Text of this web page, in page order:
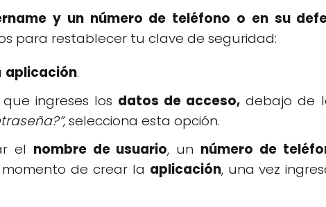
y un número de teléfono o en su
para restablecer tu clave de seguridad:
aplicación.
ingreses los datos de acceso, debajo de
selecciona esta opción.
el nombre de usuario, un número de
de crear la aplicación, una vez